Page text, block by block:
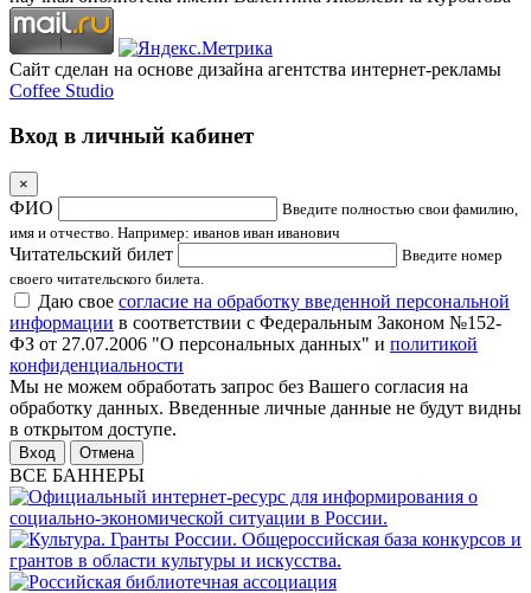
Сайт сделан на основе дизайна агентства интернет-рекламы
Coffee Studio
Вход в личный кабинет
×
ФИО
Введите полностью свои фамилию,
имя и отчество. Например: иванов иван иванович
Читательский билет
Введите номер
своего читательского билета.
Даю свое согласие на обработку введенной персональной
информации в соответствии с Федеральным Законом №152-
ФЗ от 27.07.2006 "О персональных данных" и политикой
конфиденциальности
Мы не можем обработать запрос без Вашего согласия на
обработку данных. Введенные личные данные не будут видны
в открытом доступе.
Отмена
ВСЕ БАННЕРЫ